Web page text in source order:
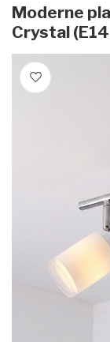
Moderne
Crystal